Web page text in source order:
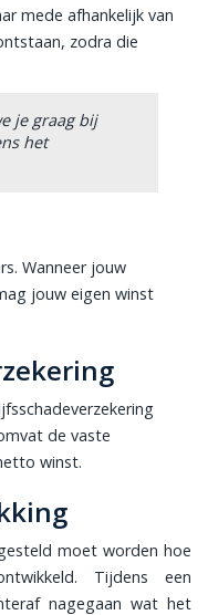
mede afhankelijk van
zodra die
je graag bij
het
Wanneer jouw
jouw eigen winst
de vaste
winst.
moet worden hoe
Tijdens een
nagegaan wat het